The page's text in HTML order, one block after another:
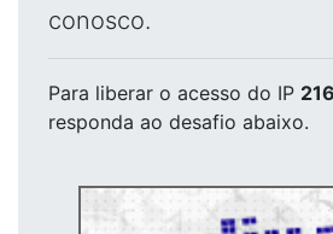
conosco.
Para liberar o acesso do IP
responda ao desafio abaixo.